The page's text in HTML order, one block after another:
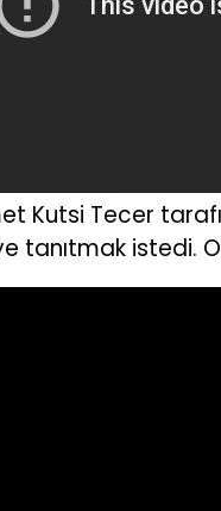
Kutsi Tecer
tanıtmak istedi.